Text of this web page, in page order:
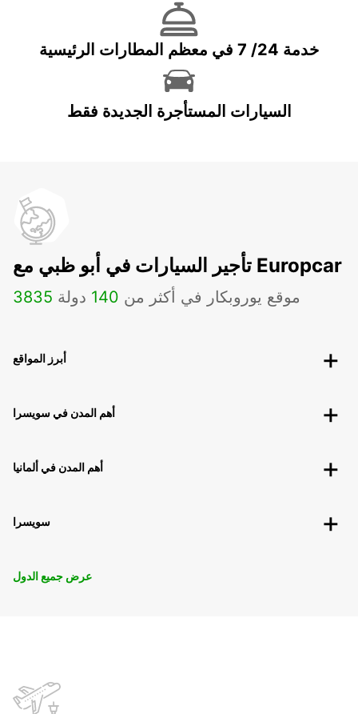
خدمة 24/ 7 في معظم المطارات الرئيسية
السيارات المستأجرة الجديدة فقط
تأجير السيارات في أبو ظبي مع Europcar
3835 موقع يوروبكار في أكثر من 140 دولة
أبرز المواقع
أهم المدن في سويسرا
أهم المدن في ألمانيا
سويسرا
عرض جميع الدول